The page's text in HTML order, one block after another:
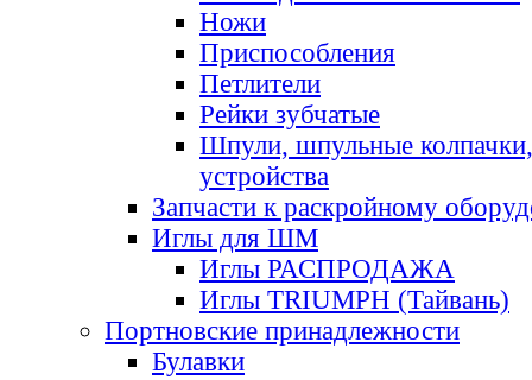
Ножи
Приспособления
Петлители
Рейки зубчатые
Шпули, шпульные
устройства
Запчасти к раскройному
Иглы для ШМ
Иглы РАСПРОДАЖА
Иглы TRIUMPH (Тайвань)
Портновские принадлежности
Булавки